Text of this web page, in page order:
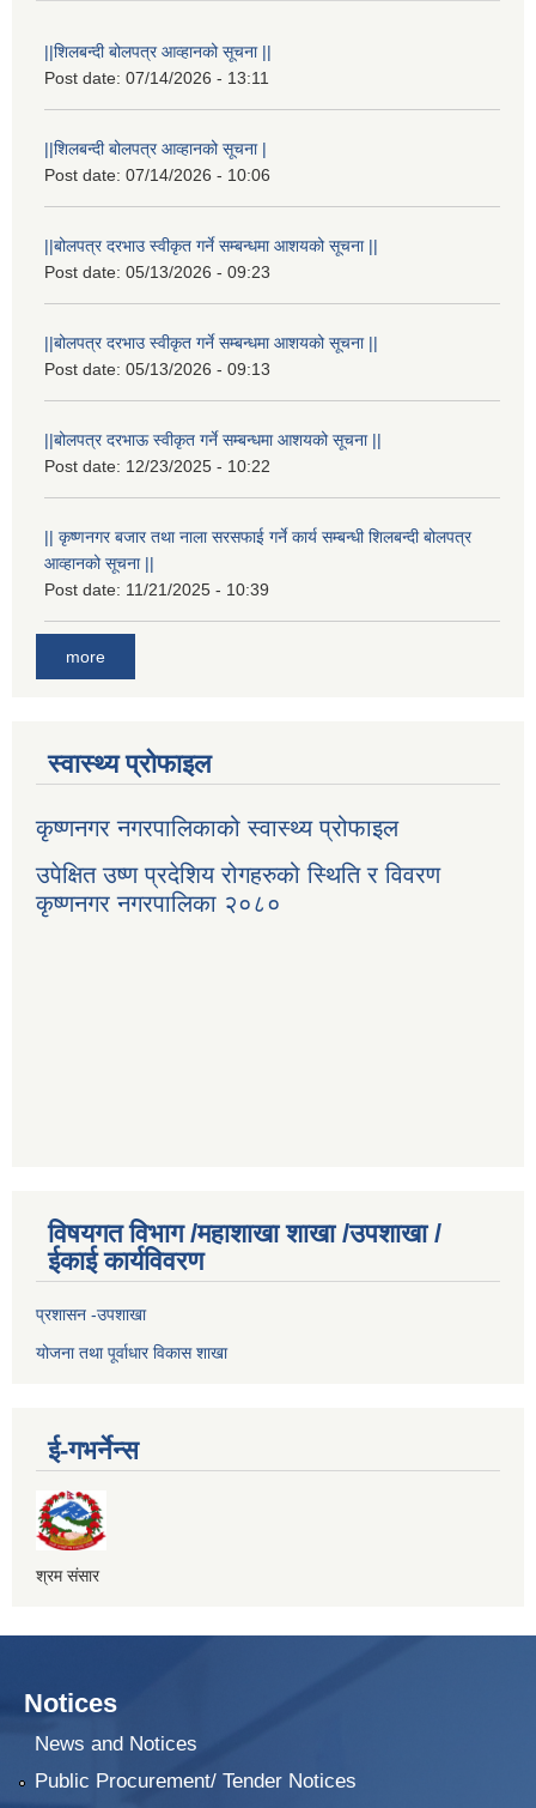
||शिलबन्दी बोलपत्र आव्हानको सूचना ||
Post date: 07/14/2026 - 13:11
||शिलबन्दी बोलपत्र आव्हानको सूचना |
Post date: 07/14/2026 - 10:06
||बोलपत्र दरभाउ स्वीकृत गर्ने सम्बन्धमा आशयको सूचना ||
Post date: 05/13/2026 - 09:23
||बोलपत्र दरभाउ स्वीकृत गर्ने सम्बन्धमा आशयको सूचना ||
Post date: 05/13/2026 - 09:13
||बोलपत्र दरभाऊ स्वीकृत गर्ने सम्बन्धमा आशयको सूचना ||
Post date: 12/23/2025 - 10:22
|| कृष्णनगर बजार तथा नाला सरसफाई गर्ने कार्य सम्बन्धी शिलबन्दी बोलपत्र
आव्हानको सूचना ||
Post date: 11/21/2025 - 10:39
more
स्वास्थ्य प्रोफाइल
कृष्णनगर नगरपालिकाको स्वास्थ्य प्रोफाइल
उपेक्षित उष्ण प्रदेशिय रोगहरुको स्थिति र विवरण
कृष्णनगर नगरपालिका २०८०
विषयगत विभाग /महाशाखा शाखा /उपशाखा /
ईकाई कार्यविवरण
प्रशासन -उपशाखा
योजना तथा पूर्वाधार विकास शाखा
ई-गभर्नेन्स
श्रम संसार
Notices
News and Notices
Public Procurement/ Tender Notices